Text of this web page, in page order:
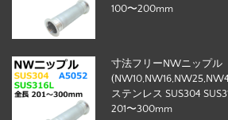
100〜200mm
寸法フリーNWニップル
ステンレス SUS304
201〜300mm